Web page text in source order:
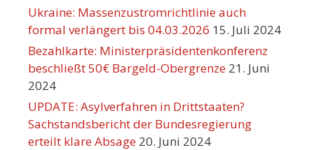
Ukraine: Massenzustromrichtlinie auch
formal verlängert bis 04.03.2026 15. Juli 2024
Bezahlkarte: Ministerpräsidentenkonferenz
beschließt 50€ Bargeld-Obergrenze 21. Juni
2024
UPDATE: Asylverfahren in Drittstaaten?
Sachstandsbericht der Bundesregierung
erteilt klare Absage 20. Juni 2024